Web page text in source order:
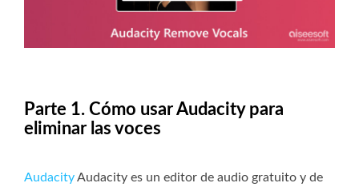
Parte 1. Cómo usar Audacity para
eliminar las voces
AudacityAudacity es un editor de audio gratuito y de